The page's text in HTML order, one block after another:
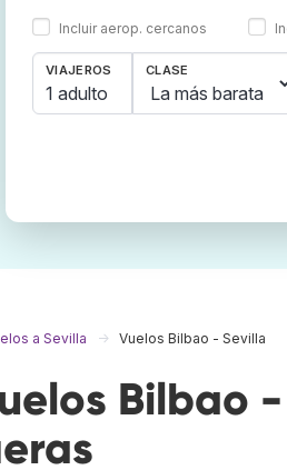
Incluir aerop. cercanos
VIAJEROS
1 adulto
CLASE
a Sevilla Vuelos Bilbao - Sevilla
Bilbao